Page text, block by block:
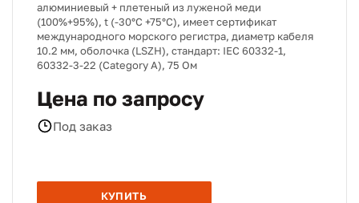
алюминиевый + плетеный из луженой меди
(100%+95%), t (-30°C +75°C), имеет сертификат
международного морского регистра, диаметр кабеля
10.2 мм, оболочка (LSZH), стандарт: IEC 60332-1,
60332-3-22 (Category A), 75 Ом
Цена по запросу
Под заказ
КУПИТЬ